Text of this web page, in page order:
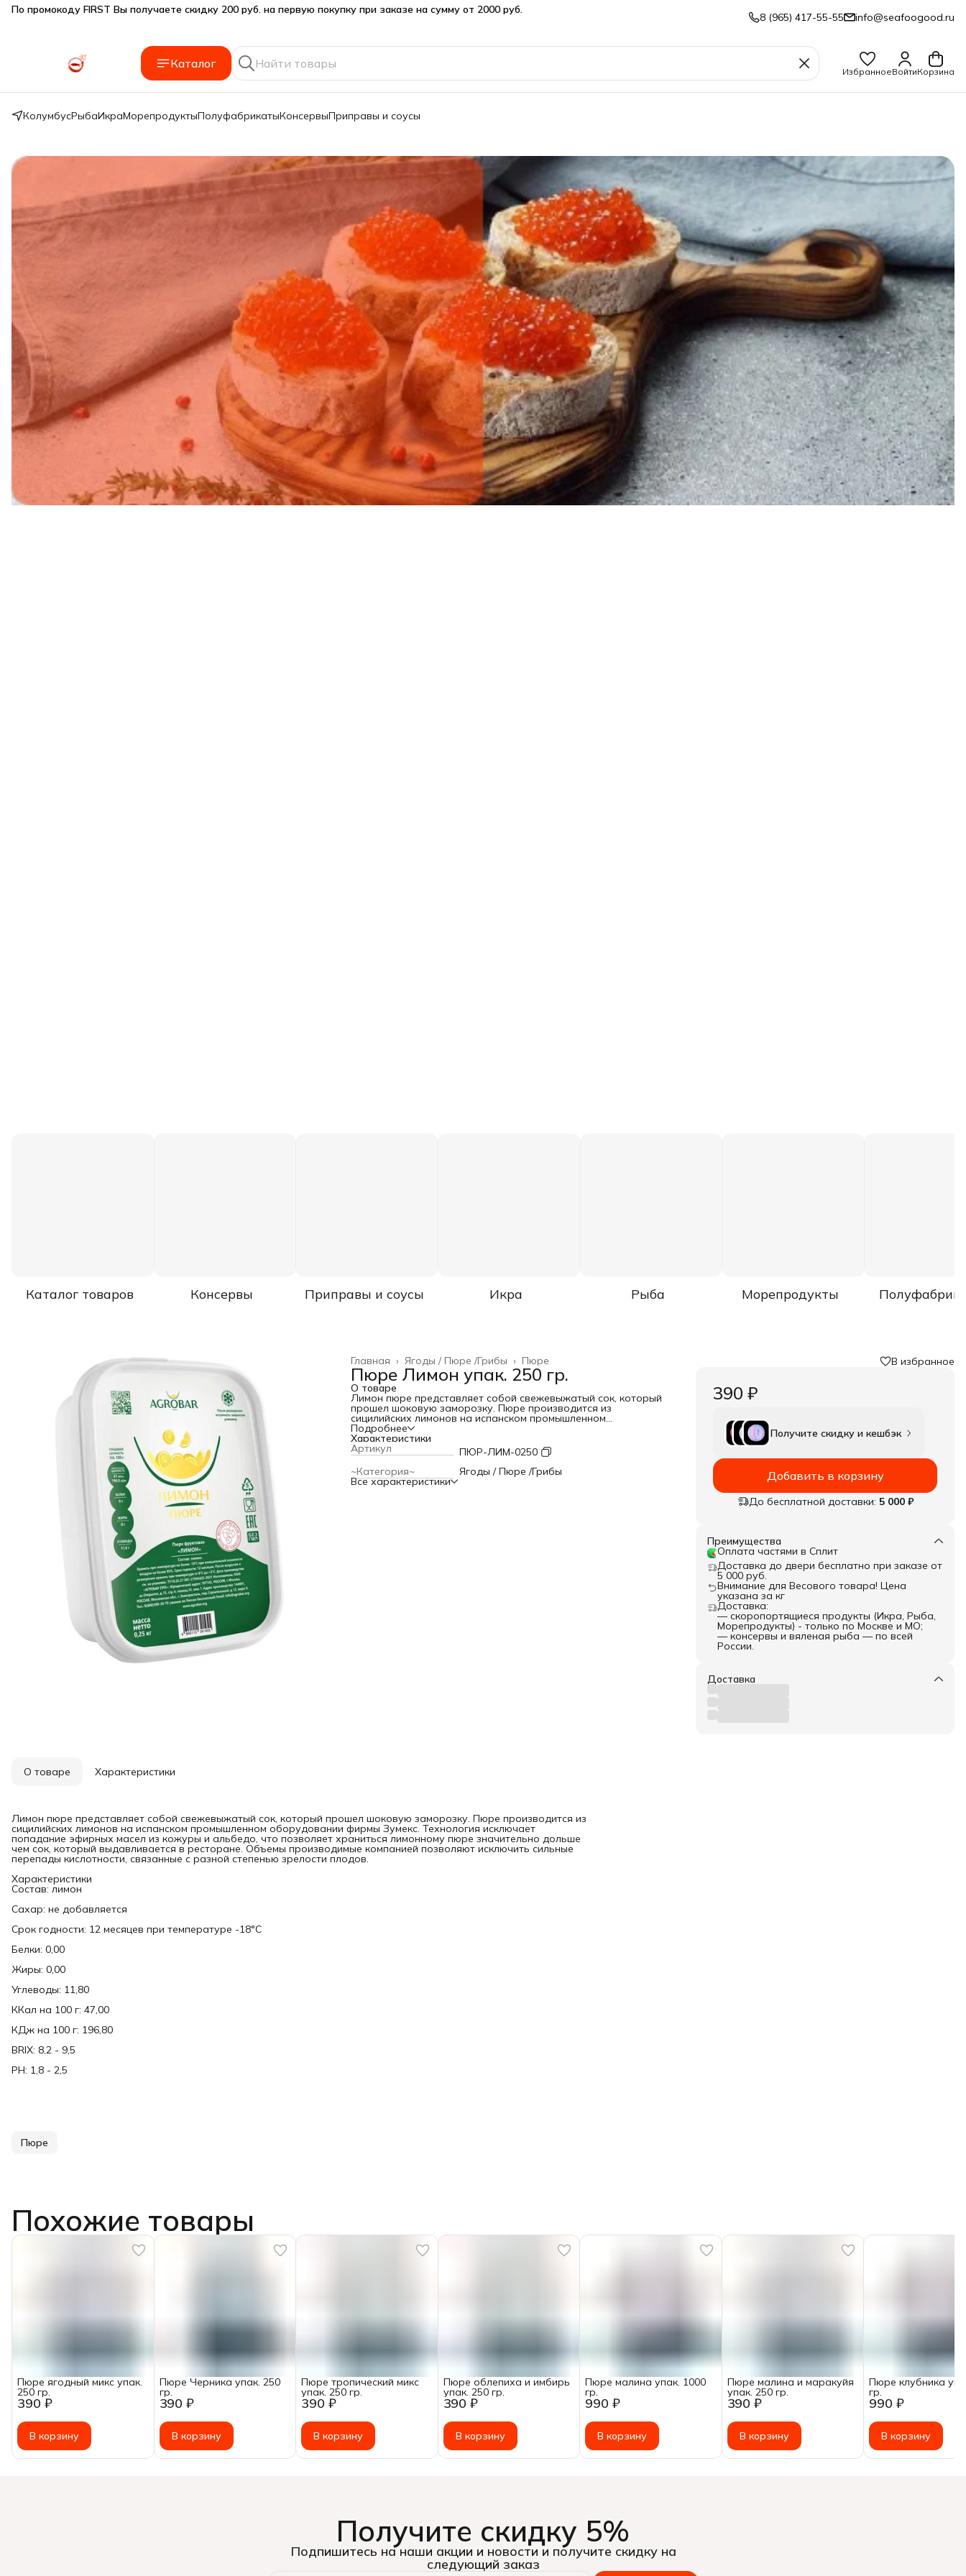
Подарки SeaFoodGood от 2 000₽ в корзине
🔥 3% дополнительная скидка при оплате наличными
8 (965) 417-55-55 info@seafoogood.ru
Каталог
ИзбранноеВойтиКорзина
КолумбусРыбаИкраМорепродуктыПолуфабрикатыКонсервыПриправы и соусы
Каталог товаров Консервы Приправы и соусы Икра Рыба Морепродукты
Пюре
Ягоды / Пюре /Грибы ›
Главная ›
Пюре Лимон упак. 250 гр.
О товаре
Лимон пюре представляет собой свежевыжатый сок, который
прошел шоковую заморозку. Пюре производится из
сицилийских лимонов на испанском промышленном
оборудовании фирмы Зумекс. Технология исключает
попадание эфирных масел из кожуры и альбедо, что
позволяет храниться лимонному пюре значительно дольше
чем сок, который выдавливается в ресторане. Объемы
производимые компанией позволяют исключить сильные
перепады кислотности, связанные с разной степенью зрелости
плодов.
Подробнее
Характеристики
Артикул
ПЮР-ЛИМ-0250
~Категория~
Ягоды / Пюре /Грибы
Все характеристики
В избранное
390 ₽
Получите скидку и кешбэк
Добавить в корзину
До бесплатной доставки: 5 000 ₽
Преимущества
Оплата частями в Сплит
Доставка до двери бесплатно при заказе от
5 000 руб.
Внимание для Весового товара! Цена
указана за кг
Доставка:
— скоропортящиеся продукты (Икра, Рыба,
Морепродукты) - только по Москве и МО;
— консервы и вяленая рыба — по всей
России.
Доставка
О товаре Характеристики
Лимон пюре представляет собой свежевыжатый сок, который прошел шоковую заморозку. Пюре производится из
сицилийских лимонов на испанском промышленном оборудовании фирмы Зумекс. Технология исключает
попадание эфирных масел из кожуры и альбедо, что позволяет храниться лимонному пюре значительно дольше
чем сок, который выдавливается в ресторане. Объемы производимые компанией позволяют исключить сильные
перепады кислотности, связанные с разной степенью зрелости плодов.
Характеристики
Состав: лимон
Сахар: не добавляется
Срок годности: 12 месяцев при температуре -18°C
Белки: 0,00
Жиры: 0,00
Углеводы: 11,80
ККал на 100 г: 47,00
КДж на 100 г: 196,80
BRIX: 8,2 - 9,5
PH: 1,8 - 2,5
Пюре
Похожие товары
390 ₽
Пюре ягодный микс упак.
250 гр.
В корзину
390 ₽
Пюре Черника упак. 250
гр.
В корзину
390 ₽
Пюре тропический микс
упак. 250 гр.
В корзину
390 ₽
Пюре облепиха и имбирь
упак. 250 гр.
В корзину
990 ₽
Пюре малина упак. 1000
гр.
В корзину
390 ₽
Пюре малина и маракуйя
упак. 250 гр.
В корзину
990 ₽
Пюре клубника
гр.
В корзину
Получите скидку 5%
Подпишитесь на наши акции и новости и получите скидку на
следующий заказ